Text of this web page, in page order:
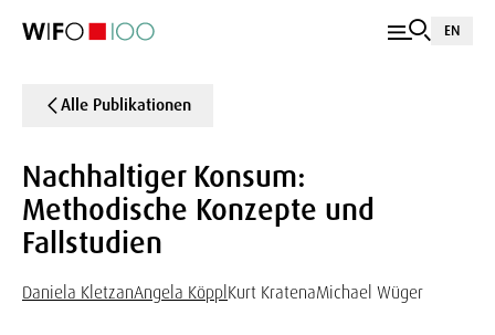
EN
Alle Publikationen
Nachhaltiger Konsum:
Methodische Konzepte und
Fallstudien
Daniela KletzanAngela Köppl Kurt KratenaMichael Wüger